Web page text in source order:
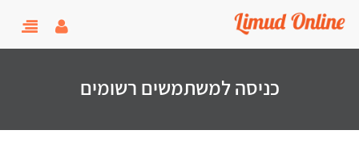
menu
כניסה למשתמשים רשומים